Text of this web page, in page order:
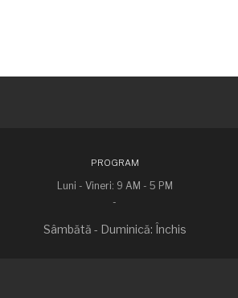
PROGRAM
Luni - Vineri: 9 AM - 5 PM
-
Sâmbătă - Duminică: Închis